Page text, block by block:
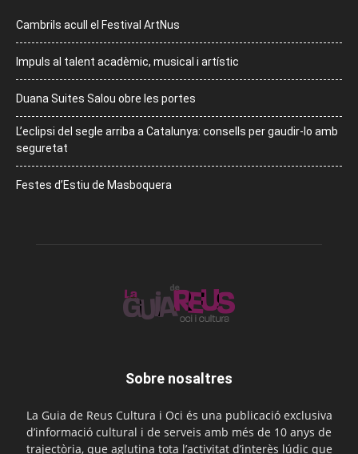
Cambrils acull el Festival ArtNus
Impuls al talent acadèmic, musical i artístic
Duana Suites Salou obre les portes
L’eclipsi del segle arriba a Catalunya: consells per gaudir-lo amb
seguretat
Festes d’Estiu de Masboquera
Sobre nosaltres
La Guia de Reus Cultura i Oci és una publicació exclusiva
d’informació cultural i de serveis amb més de 10 anys de
trajectòria, que aglutina tota l’activitat d’interès lúdic que